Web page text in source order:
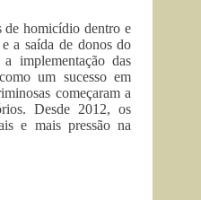
de homicídio dentro e
a saída de donos do
implementação das
um sucesso em
começaram a
Desde 2012, os
e mais pressão na